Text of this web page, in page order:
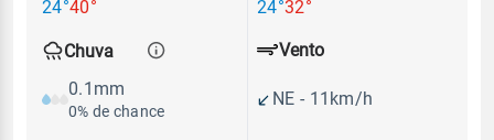
24°40°
24°32°
Chuva
0.1mm
0% de chance
Vento
NE - 11km/h